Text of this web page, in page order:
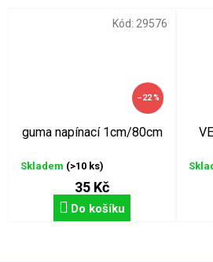
–22 %
guma napínací 1cm/80cm
Skladem (>10 ks)
35 Kč
Do košíku
Kód: 29576